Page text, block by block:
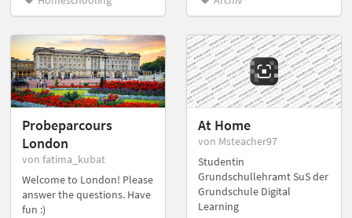
Probeparcours
London
von fatima_kubat
Welcome to London! Please
answer the questions. Have
fun :)
At Home
von Msteacher97
Studentin
Grundschullehramt SuS der
Grundschule Digital
Learning